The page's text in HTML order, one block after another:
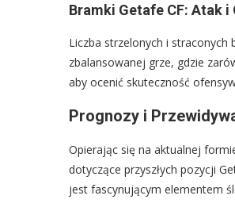
Bramki Getafe CF: Atak i
Liczba strzelonych i
zbalansowanej grze, gdzie
aby ocenić skuteczność
Prognozy i
Opierając się na aktualnej
dotyczące przyszłych pozycji
jest fascynującym elementem